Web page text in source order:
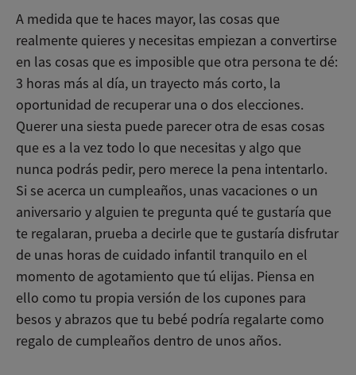
A medida que te haces mayor, las cosas que
realmente quieres y necesitas empiezan a convertirse
en las cosas que es imposible que otra persona te dé:
3 horas más al día, un trayecto más corto, la
oportunidad de recuperar una o dos elecciones.
Querer una siesta puede parecer otra de esas cosas
que es a la vez todo lo que necesitas y algo que
nunca podrás pedir, pero merece la pena intentarlo.
Si se acerca un cumpleaños, unas vacaciones o un
aniversario y alguien te pregunta qué te gustaría que
te regalaran, prueba a decirle que te gustaría disfrutar
de unas horas de cuidado infantil tranquilo en el
momento de agotamiento que tú elijas. Piensa en
ello como tu propia versión de los cupones para
besos y abrazos que tu bebé podría regalarte como
regalo de cumpleaños dentro de unos años.